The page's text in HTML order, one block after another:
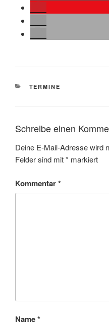
KATEGORIEN
TERMINE
Schreibe einen
Deine E-Mail-Adresse wird
Felder sind mit* markiert
Kommentar*
Name*